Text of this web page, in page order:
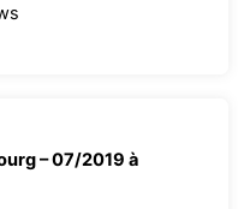
– 07/2019 à